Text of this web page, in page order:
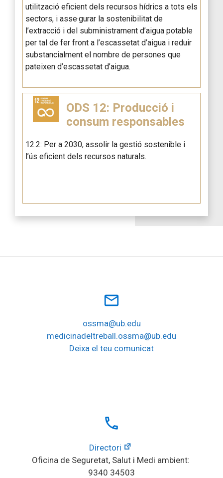
utilització eficient dels recursos hídrics a tots els
sectors, i asse·gurar la sostenibilitat de
l’extracció i del subministrament d’aigua potable
per tal de fer front a l’escassetat d’aigua i reduir
substancialment el nombre de persones que
pateixen d’escassetat d’aigua.
ODS 12: Producció i
consum responsables
12.2: Per a 2030, assolir la gestió sostenible i
l’ús eficient dels recursos naturals.
mail_outline
ossma@ub.edu
medicinadeltreball.ossma@ub.edu
Deixa el teu comunicat
local_phone
Directori
Oficina de Seguretat, Salut i Medi ambient:
9340 34503